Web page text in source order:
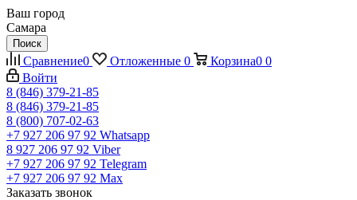
Ваш город
Самара
Поиск
Сравнение0 Отложенные 0 Корзина0 0
Войти
8 (846) 379-21-85
8 (846) 379-21-85
8 (800) 707-02-63
+7 927 206 97 92 Whatsapp
8 927 206 97 92 Viber
+7 927 206 97 92 Telegram
+7 927 206 97 92 Max
Заказать звонок